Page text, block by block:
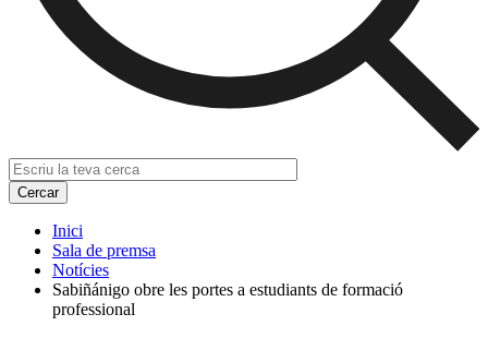
Inici
Sala de premsa
Notícies
Sabiñánigo obre les portes a estudiants de formació
professional